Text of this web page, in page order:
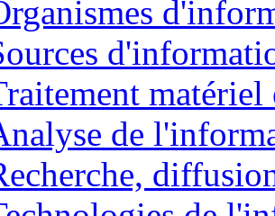
matériel
de